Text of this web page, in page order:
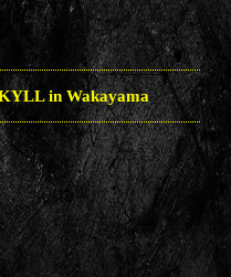
in Wakayama